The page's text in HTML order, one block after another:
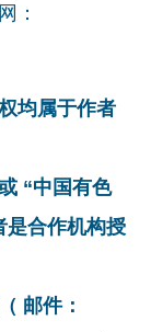
：
均属于作者
“中国有色
是合作机构授
邮件：